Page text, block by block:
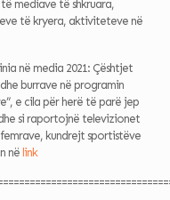
mediave të shkruara,
të kryera, aktiviteteve në
në media 2021: Çështjet
burrave në programin
e cila për herë të parë jep
dhe si raportojnë televizionet
kundrejt sportistëve
në link